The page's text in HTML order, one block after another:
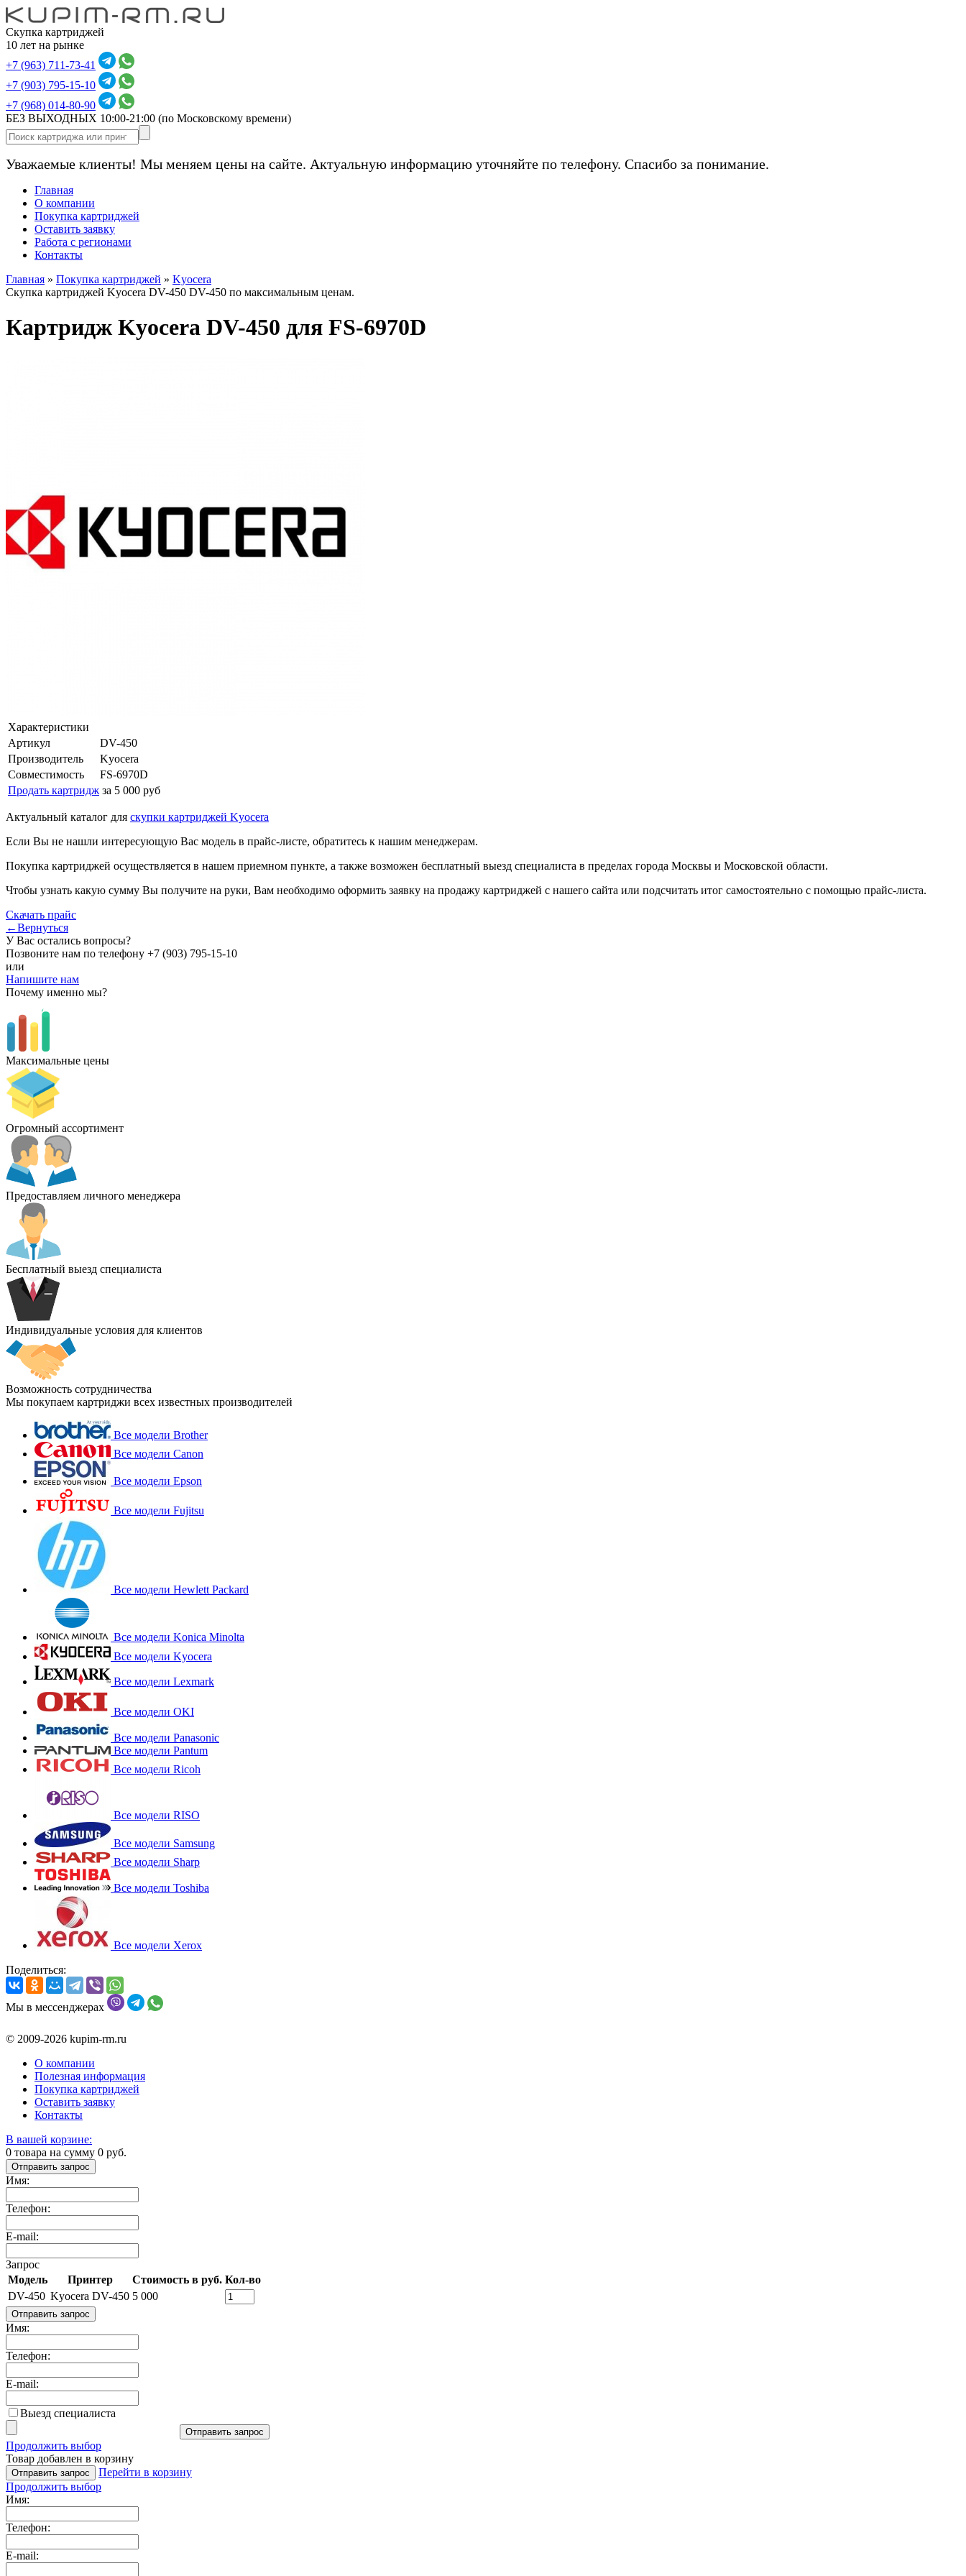
Скупка картриджей
10 лет на рынке
+7 (963) 711-73-41
+7 (903) 795-15-10
+7 (968) 014-80-90
БЕЗ ВЫХОДНЫХ 10:00-21:00 (по Московскому времени)
Уважаемые клиенты! Мы меняем цены на сайте. Актуальную информацию уточняйте по телефону. Спасибо за понимание.
Главная
О компании
Покупка картриджей
Оставить заявку
Работа с регионами
Контакты
Главная » Покупка картриджей » Kyocera
Скупка картриджей Kyocera DV-450 DV-450 по максимальным ценам.
Картридж Kyocera DV-450 для FS-6970D
Характеристики
Артикул
DV-450
Производитель
Kyocera
Совместимость
FS-6970D
Продать картридж за 5 000 руб
Актуальный каталог для скупки картриджей Kyocera
Если Вы не нашли интересующую Вас модель в прайс-листе, обратитесь к нашим менеджерам.
Покупка картриджей осуществляется в нашем приемном пункте, а также возможен бесплатный выезд специалиста в пределах города Москвы и Московской области.
Чтобы узнать какую сумму Вы получите на руки, Вам необходимо оформить заявку на продажу картриджей с нашего сайта или подсчитать итог самостоятельно с помощью прайс-листа.
Скачать прайс
←Вернуться
У Вас остались вопросы?
Позвоните нам по телефону +7 (903) 795-15-10
или
Напишите нам
Почему именно мы?
Максимальные цены
Огромный ассортимент
Предоставляем личного менеджера
Бесплатный выезд специалиста
Индивидуальные условия для клиентов
Возможность сотрудничества
Мы покупаем картриджи всех известных производителей
Все модели Brother
Все модели Canon
Все модели Epson
Все модели Fujitsu
Все модели Hewlett Packard
Все модели Konica Minolta
Все модели Kyocera
Все модели Lexmark
Все модели OKI
Все модели Panasonic
Все модели Pantum
Все модели Ricoh
Все модели RISO
Все модели Samsung
Все модели Sharp
Все модели Toshiba
Все модели Xerox
Поделиться:
Мы в мессенджерах
© 2009-2026 kupim-rm.ru
О компании
Полезная информация
Покупка картриджей
Оставить заявку
Контакты
В вашей корзине:
0 товара на сумму 0 руб.
Отправить запрос
Имя:
Телефон:
E-mail:
Запрос
Модель
Принтер Стоимость в руб. Кол-во
DV-450 Kyocera DV-450 5 000
Отправить запрос
Имя:
Телефон:
E-mail:
Выезд специалиста
Отправить запрос
Продолжить выбор
Товар добавлен в корзину
Отправить запрос
Перейти в корзину
Продолжить выбор
Имя:
Телефон:
E-mail: